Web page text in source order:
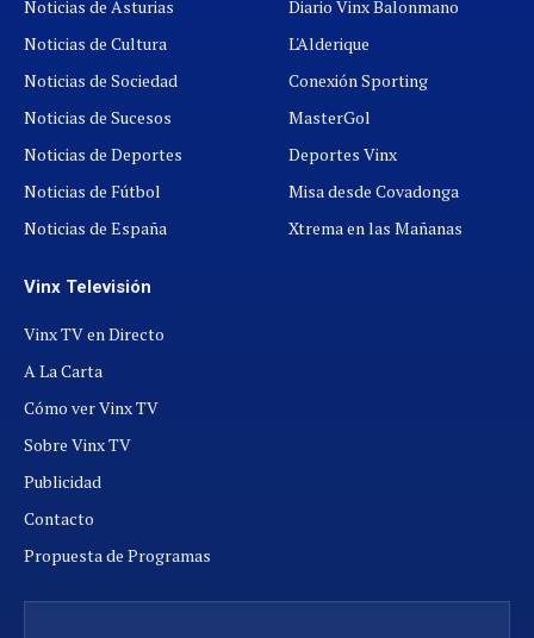
Noticias de Asturias
Noticias de Cultura
Noticias de Sociedad
Noticias de Sucesos
Noticias de Deportes
Noticias de Fútbol
Noticias de España
Diario Vinx Balonmano
L'Alderique
Conexión Sporting
MasterGol
Deportes Vinx
Misa desde Covadonga
Xtrema en las Mañanas
Vinx Televisión
Vinx TV en Directo
A La Carta
Cómo ver Vinx TV
Sobre Vinx TV
Publicidad
Contacto
Propuesta de Programas